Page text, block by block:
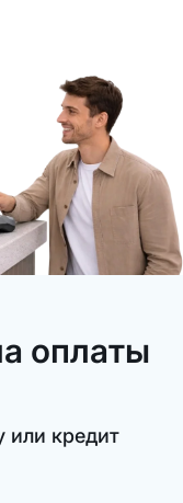
оплаты
или кредит